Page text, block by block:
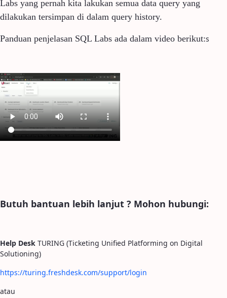
Labs yang pernah kita lakukan semua data query yang
dilakukan tersimpan di dalam query history.
Panduan penjelasan SQL Labs ada dalam video berikut:s
Butuh bantuan lebih lanjut ? Mohon hubungi:
Help Desk TURING (Ticketing Unified Platforming on Digital
Solutioning)
https://turing.freshdesk.com/support/login
atau